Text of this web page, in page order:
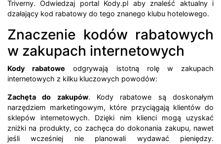
Triverny. Odwiedzaj portal Kody.pl aby znaleść aktualny i
dzałający kod rabatowy do tego znanego klubu hotelowego.
Znaczenie kodów rabatowych
w zakupach internetowych
Kody rabatowe odgrywają istotną rolę w zakupach
internetowych z kilku kluczowych powodów:
Zachęta do zakupów. Kody rabatowe są doskonałym
narzędziem marketingowym, które przyciągają klientów do
sklepów internetowych. Dzięki nim klienci mogą uzyskać
zniżki na produkty, co zachęca do dokonania zakupu, nawet
jeśli wcześniej nie planowali wydawać pieniędzy.